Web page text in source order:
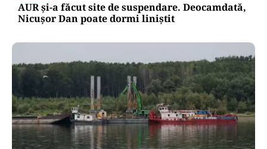
AUR și-a făcut site de suspendare. Deocamdată,
Nicușor Dan poate dormi liniștit